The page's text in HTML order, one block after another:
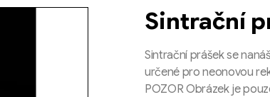
Sintrační
Sintrační prášek se
určené pro neonovou
POZOR Obrázek je